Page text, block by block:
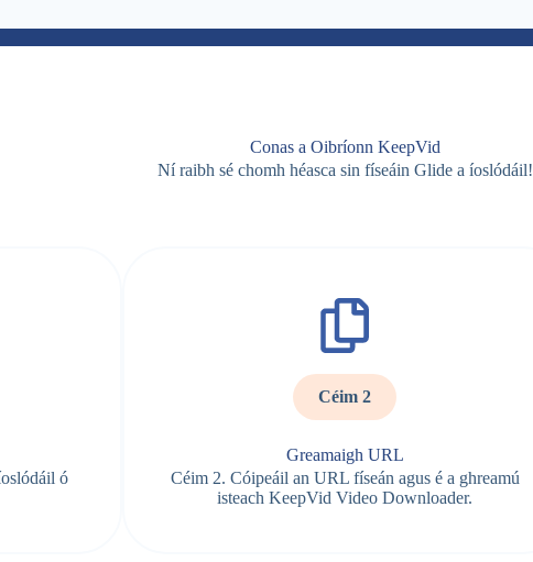
Conas a Oibríonn KeepVid
Ní raibh sé chomh héasca sin físeáin Glide a íoslódáil!
ó
Céim 2
Greamaigh URL
Céim 2. Cóipeáil an URL físeán agus é a ghreamú
isteach KeepVid Video Downloader.